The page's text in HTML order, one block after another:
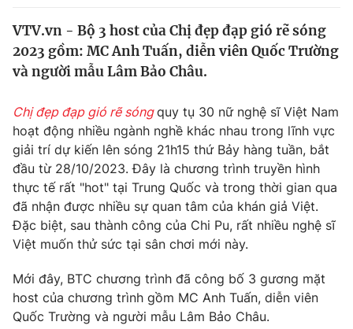
Thế giới
Tin tức
Câu chuyện quốc tế
Kinh tế
Tài chính
Thị trường
Góc doanh nghiệp
Dữ liệu và đời sống
Truyền hình
Phim VTV
Hậu trường
Khán giả
Giải trí
Điện ảnh
Âm nhạc
Sao
Du lịch
Giáo dục
VTV.vn - Bộ 3 host của Chị đẹp đạp gió rẽ sóng
2023 gồm: MC Anh Tuấn, diễn viên Quốc Trường
và người mẫu Lâm Bảo Châu.
Chị đẹp đạp gió rẽ sóng quy tụ 30 nữ nghệ sĩ Việt Nam
hoạt động nhiều ngành nghề khác nhau trong lĩnh vực
giải trí dự kiến lên sóng 21h15 thứ Bảy hàng tuần, bắt
đầu từ 28/10/2023. Đây là chương trình truyền hình
thực tế rất "hot" tại Trung Quốc và trong thời gian qua
đã nhận được nhiều sự quan tâm của khán giả Việt.
Đặc biệt, sau thành công của Chi Pu, rất nhiều nghệ sĩ
Việt muốn thử sức tại sân chơi mới này.
Mới đây, BTC chương trình đã công bố 3 gương mặt
host của chương trình gồm MC Anh Tuấn, diễn viên
Quốc Trường và người mẫu Lâm Bảo Châu.